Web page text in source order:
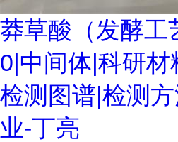
莽草酸（发酵工
0|中间体|科研材
检测图谱|检测
业-丁亮